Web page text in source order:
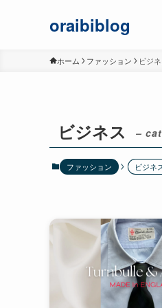
oraibiblog
ホーム ファッション ビジ
ビジネス –
ファッション ビジネ